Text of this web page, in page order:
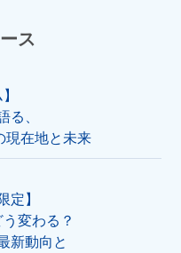
ス
る、
現在地と未来
定】
変わる？
新動向と